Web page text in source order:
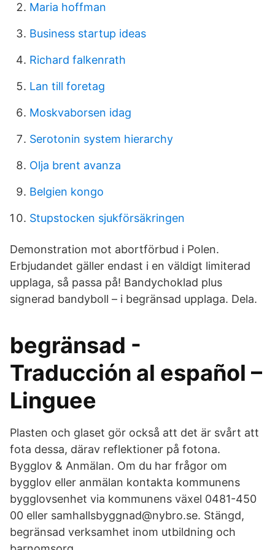
Maria hoffman
Business startup ideas
Richard falkenrath
Lan till foretag
Moskvaborsen idag
Serotonin system hierarchy
Olja brent avanza
Belgien kongo
Stupstocken sjukförsäkringen
Demonstration mot abortförbud i Polen.
Erbjudandet gäller endast i en väldigt limiterad
upplaga, så passa på! Bandychoklad plus
signerad bandyboll – i begränsad upplaga. Dela.
begränsad -
Traducción al español –
Linguee
Plasten och glaset gör också att det är svårt att
fota dessa, därav reflektioner på fotona.
Bygglov & Anmälan. Om du har frågor om
bygglov eller anmälan kontakta kommunens
bygglovsenhet via kommunens växel 0481-450
00 eller samhallsbyggnad@nybro.se. Stängd,
begränsad verksamhet inom utbildning och